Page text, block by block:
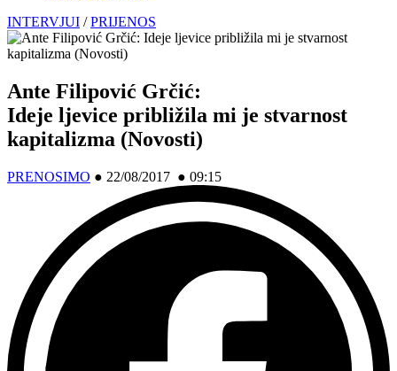
INTERVJUI /PRIJENOS
Ante Filipović Grčić:
Ideje ljevice približila mi je stvarnost
kapitalizma (Novosti)
PRENOSIMO ● 22/08/2017 ● 09:15